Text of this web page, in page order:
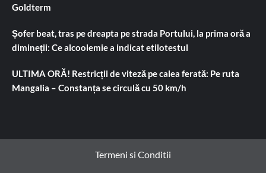
Goldterm
Șofer beat, tras pe dreapta pe strada Portului, la prima oră a
dimineții: Ce alcoolemie a indicat etilotestul
ULTIMA ORĂ! Restricții de viteză pe calea ferată: Pe ruta
Mangalia – Constanța se circulă cu 50 km/h
Termeni si Conditii